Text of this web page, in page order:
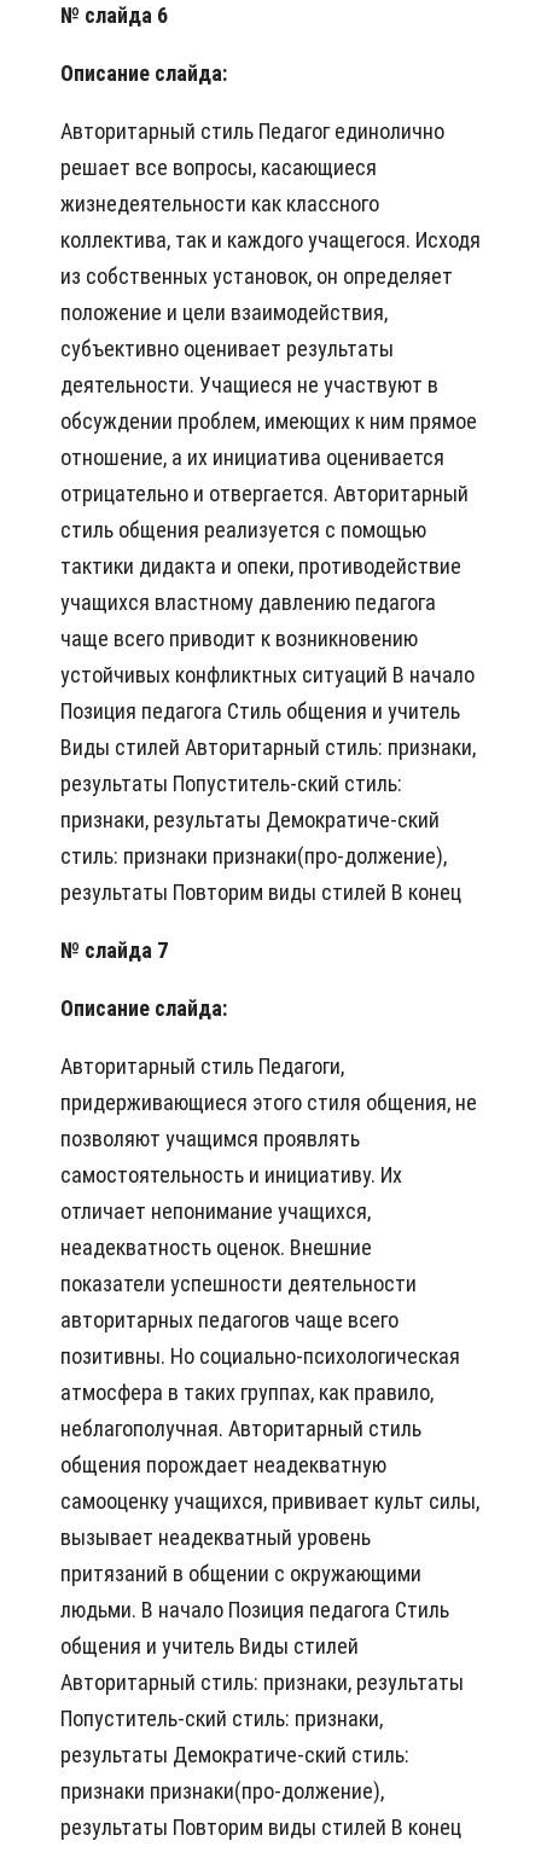
№ слайда 6
Описание слайда:
Авторитарный стиль Педагог единолично
решает все вопросы, касающиеся
жизнедеятельности как классного
коллектива, так и каждого учащегося. Исходя
из собственных установок, он определяет
положение и цели взаимодействия,
субъективно оценивает результаты
деятельности. Учащиеся не участвуют в
обсуждении проблем, имеющих к ним прямое
отношение, а их инициатива оценивается
отрицательно и отвергается. Авторитарный
стиль общения реализуется с помощью
тактики дидакта и опеки, противодействие
учащихся властному давлению педагога
чаще всего приводит к возникновению
устойчивых конфликтных ситуаций В начало
Позиция педагога Стиль общения и учитель
Виды стилей Авторитарный стиль: признаки,
результаты Попуститель-ский стиль:
признаки, результаты Демократиче-ский
стиль: признаки признаки(про-должение),
результаты Повторим виды стилей В конец
№ слайда 7
Описание слайда:
Авторитарный стиль Педагоги,
придерживающиеся этого стиля общения, не
позволяют учащимся проявлять
самостоятельность и инициативу. Их
отличает непонимание учащихся,
неадекватность оценок. Внешние
показатели успешности деятельности
авторитарных педагогов чаще всего
позитивны. Но социально-психологическая
атмосфера в таких группах, как правило,
неблагополучная. Авторитарный стиль
общения порождает неадекватную
самооценку учащихся, прививает культ силы,
вызывает неадекватный уровень
притязаний в общении с окружающими
людьми. В начало Позиция педагога Стиль
общения и учитель Виды стилей
Авторитарный стиль: признаки, результаты
Попуститель-ский стиль: признаки,
результаты Демократиче-ский стиль:
признаки признаки(про-должение),
результаты Повторим виды стилей В конец